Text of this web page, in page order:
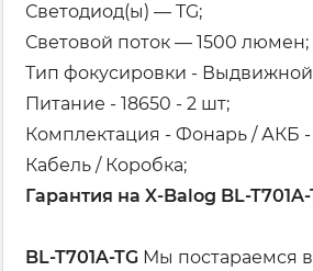
Светодиод(ы) — TG;
Световой поток — 1500 люмен;
Тип фокусировки -
Питание - 18650 - 2 шт;
Комплектация - Фонарь / АКБ -
Кабель / Коробка;
Гарантия на X-Balog BL-T701A-
BL-T701A-TG Мы постараемся